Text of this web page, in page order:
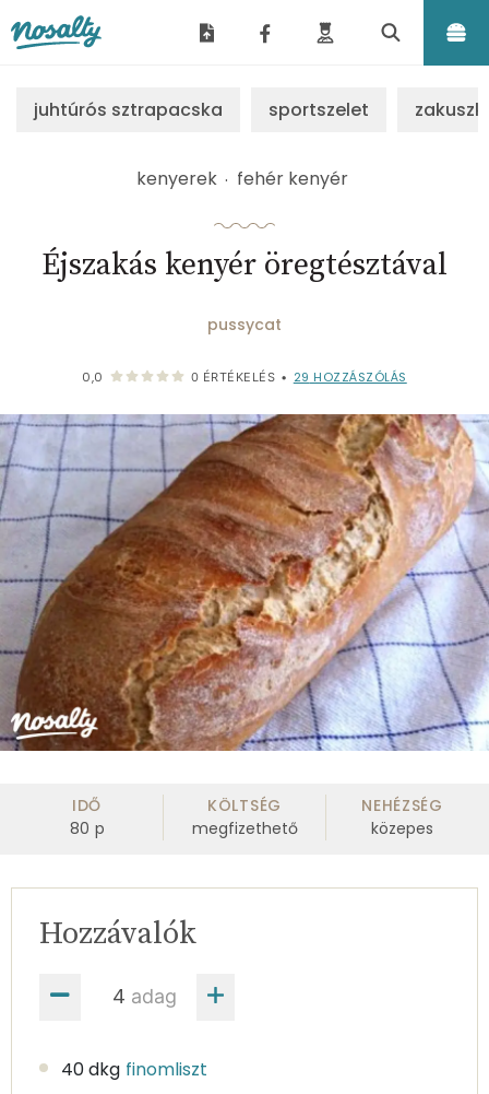
juhtúrós sztrapacska sportszelet
kenyerek fehér kenyér
Éjszakás kenyér öregtésztával
pussycat
0,0 0 ÉRTÉKELÉS • 29 HOZZÁSZÓLÁS
IDŐ
80 p
KÖLTSÉG
megfizethető
NEHÉZSÉG
közepes
adag
Hozzávalók
40 dkg finomliszt